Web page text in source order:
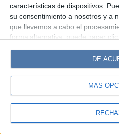
características de dispositivos.
su consentimiento a nosotros y a
que llevemos a cabo el
forma alternativa, puede hacer
cambiar sus preferencias antes
Tenga en cuenta que algún
personales puede no requerir de
tiene el derecho de rechazar tal
sus preferencias o retirar su
MÁS
DE